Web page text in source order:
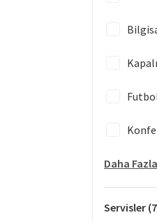
Daha
Servisler